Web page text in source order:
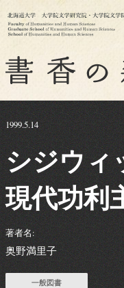
1999.5.14
シジウィ
現代功利
著者名:
奥野満里子
一般図書